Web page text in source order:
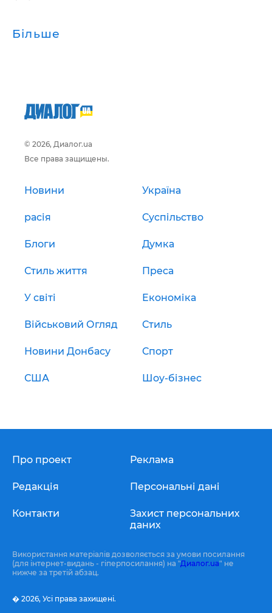
Більше
© 2026, Диалог.ua
Все права защищены.
Новини Україна
расія Суспільство
Блоги Думка
Стиль життя Преса
У світі Економіка
Військовий Огляд Стиль
Новини Донбасу Спорт
США Шоу-бізнес
Про проект
Редакція
Контакти
Реклама
Персональні дані
Захист персональних
даних
Використання матеріалів дозволяється за умови посилання
(для інтернет-видань - гіперпосилання) на "Диалог.ua" не
нижче за третій абзац.
� 2026, Усі права захищені.